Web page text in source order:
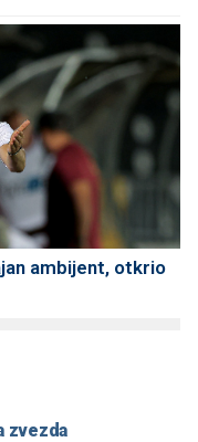
ambijent, otkrio
zvezda